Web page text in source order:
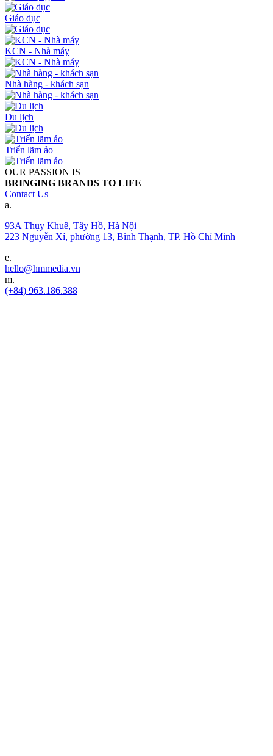
Giáo dục
KCN - Nhà máy
Nhà hàng - khách sạn
Du lịch
Triển lãm ảo
OUR PASSION IS
BRINGING BRANDS TO LIFE
Contact Us
a.
93A Thụy Khuê, Tây Hồ, Hà Nội
223 Nguyễn Xí, phường 13, Bình Thạnh, TP. Hồ Chí Minh
e.
hello@hmmedia.vn
m.
(+84) 963.186.388